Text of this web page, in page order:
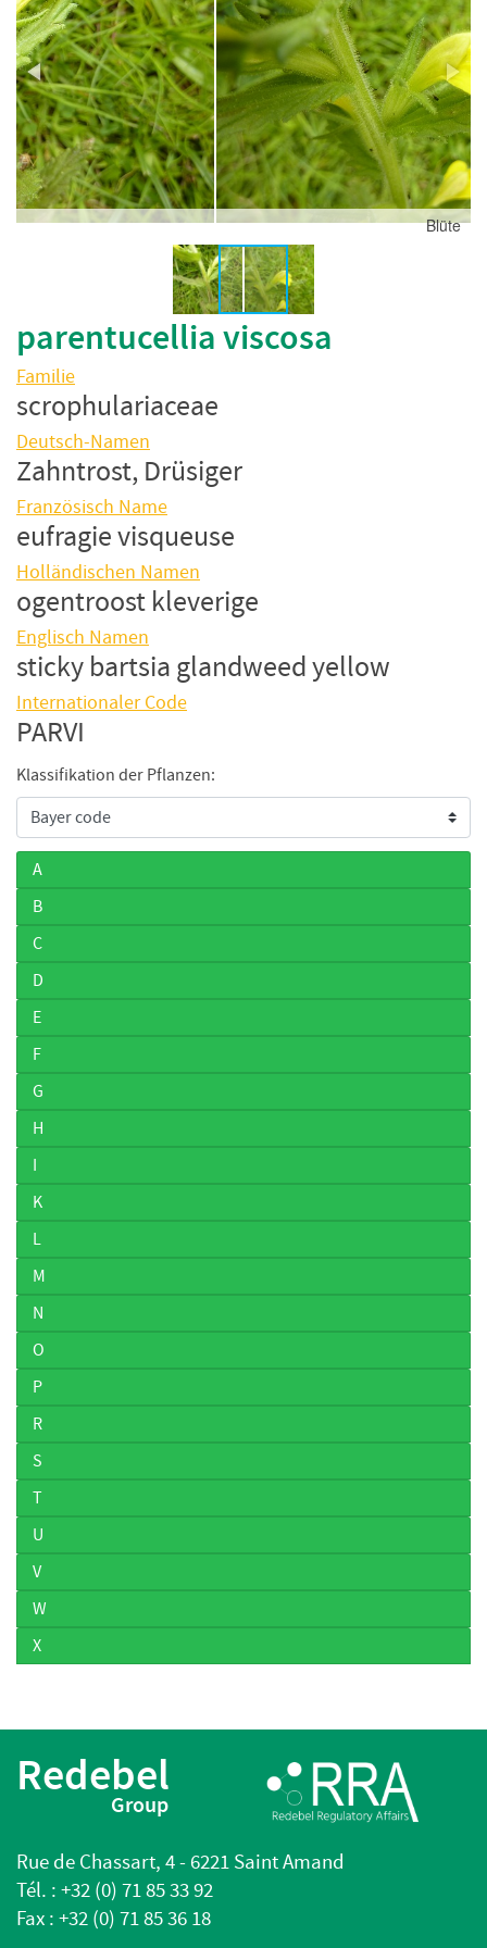
Klassifikation der Pflanzen:
A
B
C
D
E
F
G
H
I
K
L
M
N
O
P
R
S
T
U
V
W
X
Halm
parentucellia viscosa
Familie
scrophulariaceae
Deutsch-Namen
Zahntrost, Drüsiger
Französisch Name
eufragie visqueuse
Holländischen Namen
ogentroost kleverige
Englisch Namen
sticky bartsia glandweed yellow
Internationaler Code
PARVI
Redebel
Group
Rue de Chassart, 4 - 6221 Saint Amand
Tél. : +32 (0) 71 85 33 92
Fax : +32 (0) 71 85 36 18